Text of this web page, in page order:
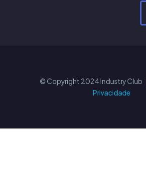
© Copyright 2024 Industry Club |
Privacidade